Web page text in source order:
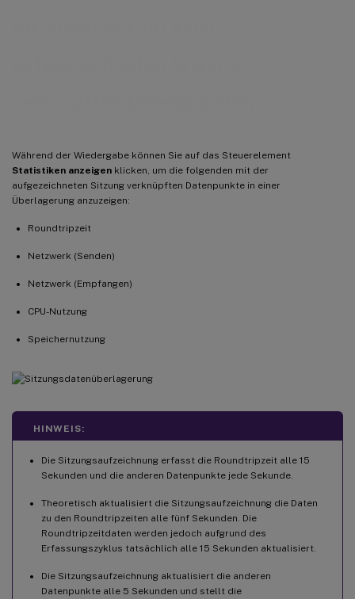
Während der Wiedergabe können Sie auf das Steuerelement
Statistiken anzeigen klicken, um die folgenden mit der
aufgezeichneten Sitzung verknüpften Datenpunkte in einer
Überlagerung anzuzeigen:
Roundtripzeit
Netzwerk (Senden)
Netzwerk (Empfangen)
CPU-Nutzung
Speichernutzung
HINWEIS:
Die Sitzungsaufzeichnung erfasst die Roundtripzeit alle 15
Sekunden und die anderen Datenpunkte jede Sekunde.
Theoretisch aktualisiert die Sitzungsaufzeichnung die Daten
zu den Roundtripzeiten alle fünf Sekunden. Die
Roundtripzeitdaten werden jedoch aufgrund des
Erfassungszyklus tatsächlich alle 15 Sekunden aktualisiert.
Die Sitzungsaufzeichnung aktualisiert die anderen
Datenpunkte alle 5 Sekunden und stellt die